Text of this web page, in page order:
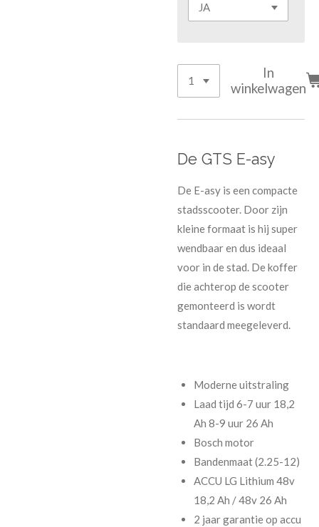
In
winkelwagen
De GTS E-asy
De E-asy is een compacte
stadsscooter. Door zijn
kleine formaat is hij super
wendbaar en dus ideaal
voor in de stad. De koffer
die achterop de scooter
gemonteerd is wordt
standaard meegeleverd.
Moderne uitstraling
Laad tijd 6-7 uur 18,2
Ah 8-9 uur 26 Ah
Bosch motor
Bandenmaat (2.25-12)
ACCU LG Lithium 48v
18,2 Ah / 48v 26 Ah
2 jaar garantie op accu